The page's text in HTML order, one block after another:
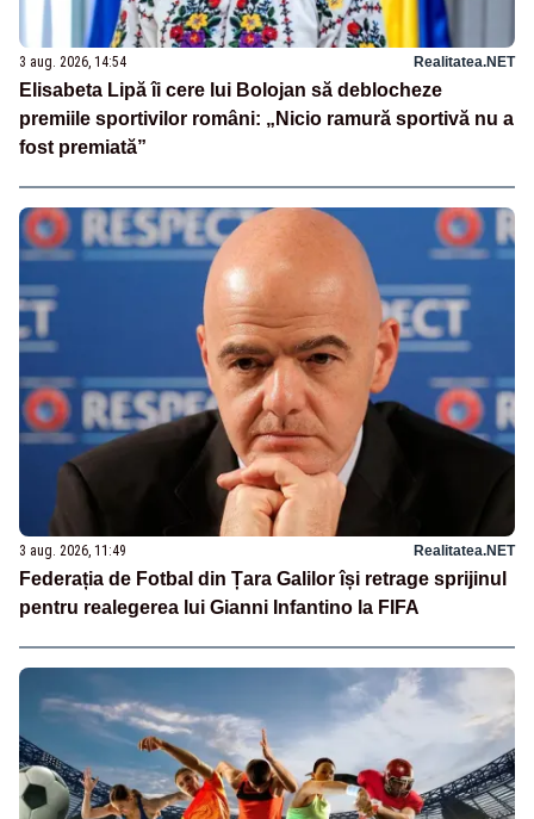
3 aug. 2026, 14:54 Realitatea.NET
Elisabeta Lipă îi cere lui Bolojan să deblocheze
premiile sportivilor români: „Nicio ramură sportivă nu a
fost premiată”
3 aug. 2026, 11:49 Realitatea.NET
Federația de Fotbal din Țara Galilor își retrage sprijinul
pentru realegerea lui Gianni Infantino la FIFA